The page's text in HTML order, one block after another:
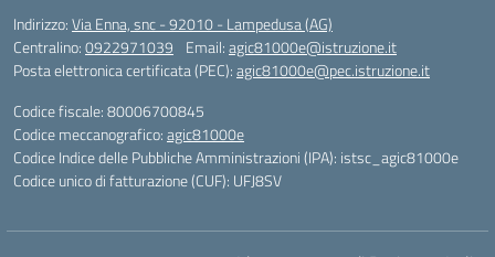
Indirizzo:Via Enna, snc - 92010 - Lampedusa (AG)
Centralino:0922971039 Email:agic81000e@istruzione.it
Posta elettronica certificata (PEC):agic81000e@pec.istruzione.it
Codice fiscale: 80006700845
Codice meccanografico:agic81000e
Codice Indice delle Pubbliche Amministrazioni (IPA): istsc_agic81000e
Codice unico di fatturazione (CUF): UFJ8SV